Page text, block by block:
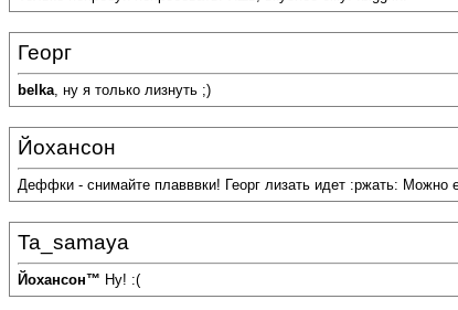
Георг
belka, ну я только лизнуть ;)
Йохансон
Деффки - снимайте плавввки! Георг лизать идет :ржать: Можно
Ta_samaya
Йохансон™ Ну! :(